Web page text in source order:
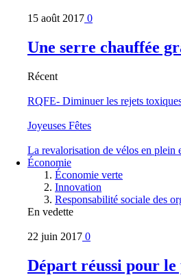
15 août 2017 0
Une serre chauffée
Récent
RQFE- Diminuer les rejets
Joyeuses Fêtes
La revalorisation de vélos en plein
Économie
Économie verte
Innovation
Responsabilité sociale des
En vedette
22 juin 2017 0
Départ réussi pour le